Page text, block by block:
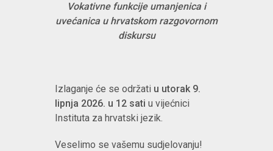
Vokativne funkcije umanjenica i
uvećanica u hrvatskom razgovornom
diskursu
Izlaganje će se održati u utorak 9.
lipnja 2026. u 12 sati u vijećnici
Instituta za hrvatski jezik.
Veselimo se vašemu sudjelovanju!